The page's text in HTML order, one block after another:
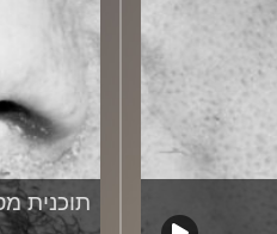
תוכנית מס'